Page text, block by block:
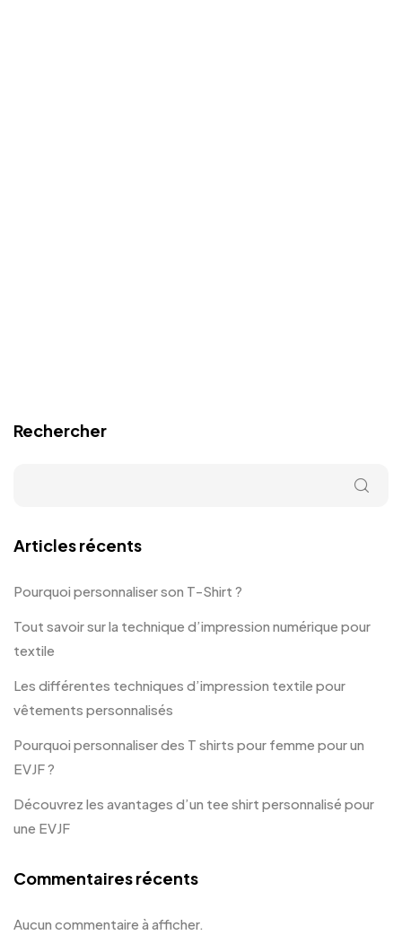
Rechercher
Articles récents
Pourquoi personnaliser son T-Shirt ?
Tout savoir sur la technique d’impression numérique pour
textile
Les différentes techniques d’impression textile pour
vêtements personnalisés
Pourquoi personnaliser des T shirts pour femme pour un
EVJF ?
Découvrez les avantages d’un tee shirt personnalisé pour
une EVJF
Commentaires récents
Aucun commentaire à afficher.